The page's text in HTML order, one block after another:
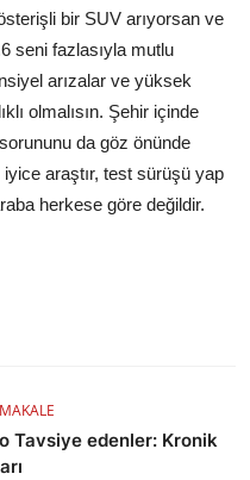
bir SUV arıyorsan ve
seni fazlasıyla mutlu
arızalar ve yüksek
olmalısın. Şehir içinde
da göz önünde
iyice araştır, test sürüşü yap
herkese göre değildir.
Tavsiye edenler: Kronik